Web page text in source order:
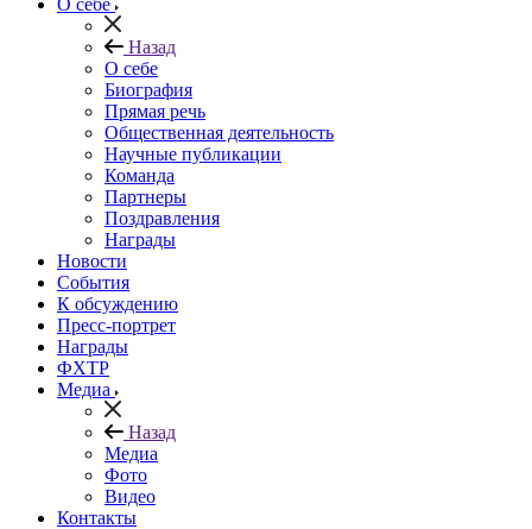
О себе
Назад
О себе
Биография
Прямая речь
Общественная деятельность
Научные публикации
Команда
Партнеры
Поздравления
Награды
Новости
События
К обсуждению
Пресс-портрет
Награды
ФХТР
Медиа
Назад
Медиа
Фото
Видео
Контакты